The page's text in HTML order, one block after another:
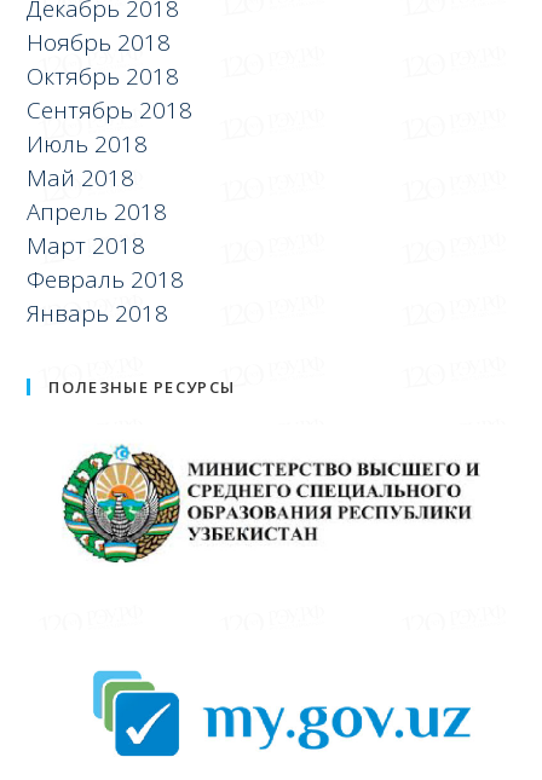
Декабрь 2018
Ноябрь 2018
Октябрь 2018
Сентябрь 2018
Июль 2018
Май 2018
Апрель 2018
Март 2018
Февраль 2018
Январь 2018
ПОЛЕЗНЫЕ РЕСУРСЫ